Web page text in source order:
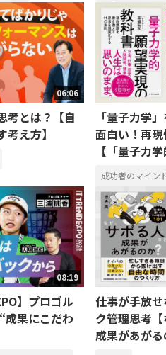
06:06
考とは？【自
え方】
「量子力学
面白い！再
【「量子力
成功者のマイン
08:19
】プロゴル
成果にこだわ
仕事が手放
ク管理思考
成果があがる